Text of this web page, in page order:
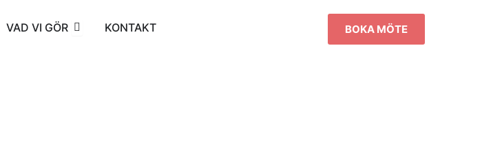
VAD VI GÖR Öppna VAD VI GÖR
KONTAKT BOKA MÖTE